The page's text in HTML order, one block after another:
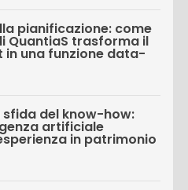
pianificazione: come
QuantiaS trasforma il
in una funzione data-
sfida del know-how:
artificiale
in patrimonio